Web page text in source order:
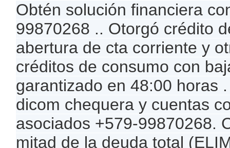
Obtén solución financiera
99870268 .. Otorgó crédito
abertura de cta corriente y
créditos de consumo con
garantizado en 48:00 horas
dicom chequera y cuentas
asociados +579-99870268.
mitad de la deuda total